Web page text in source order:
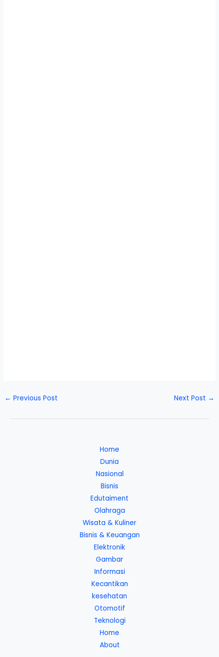
← Previous Post Next Post →
Home
Dunia
Nasional
Bisnis
Edutaiment
Olahraga
Wisata & Kuliner
Bisnis & Keuangan
Elektronik
Gambar
Informasi
Kecantikan
kesehatan
Otomotif
Teknologi
Home
About